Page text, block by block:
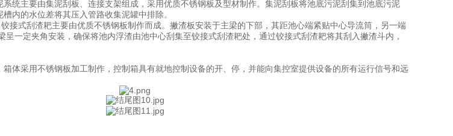
系统主要由集泥刮板、连接支架组成，采用优质不锈钢板及型材制作。集泥刮板将池底污泥刮集到池底污泥
内的水位差将其压入管路收集泥罐中排除。
接式刮渣耙主要由优质不锈钢板制作而成。撇渣板安装于主梁的下部，其距池心端紧贴中心导流筒，另一端
一定夹角安装，确保将池内浮渣由池中心刮集至铰接式刮渣耙处，通过铰接式刮渣耙将其刮入撇渣斗内，
体采用不锈钢板加工制作，控制箱具有就地控制设备的开、停，并能向集控室提供设备的所有运行信号和远